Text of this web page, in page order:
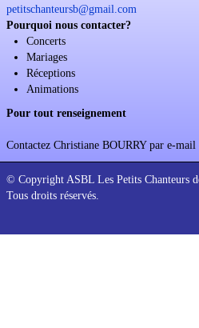
Sponsoring
Events
petitschanteursb@gmail.com
Pourquoi nous contacter?
Concerts
Mariages
Réceptions
Animations
Pour tout renseignement
Contactez Christiane BOURRY par e-
© Copyright ASBL Les Petits Chanteurs
Tous droits réservés.